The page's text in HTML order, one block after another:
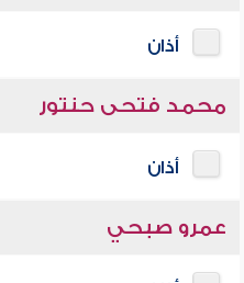
أذان
محمد فتحى حنتور
أذان
عمرو صبحي